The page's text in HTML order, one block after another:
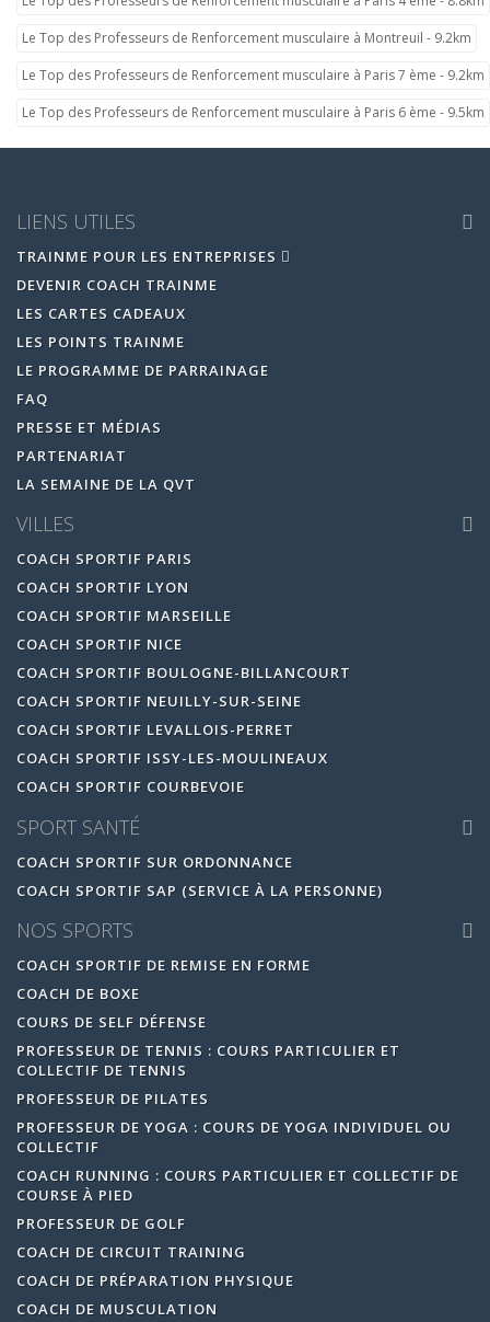
Le Top des Professeurs de Renforcement musculaire à Montreuil - 9.2km
Le Top des Professeurs de Renforcement musculaire à Paris 7 ème - 9.2km
Le Top des Professeurs de Renforcement musculaire à Paris 6 ème - 9.5km
LIENS UTILES
TRAINME POUR LES ENTREPRISES
DEVENIR COACH TRAINME
LES CARTES CADEAUX
LES POINTS TRAINME
LE PROGRAMME DE PARRAINAGE
FAQ
PRESSE ET MÉDIAS
PARTENARIAT
LA SEMAINE DE LA QVT
VILLES
COACH SPORTIF PARIS
COACH SPORTIF LYON
COACH SPORTIF MARSEILLE
COACH SPORTIF NICE
COACH SPORTIF BOULOGNE-BILLANCOURT
COACH SPORTIF NEUILLY-SUR-SEINE
COACH SPORTIF LEVALLOIS-PERRET
COACH SPORTIF ISSY-LES-MOULINEAUX
COACH SPORTIF COURBEVOIE
SPORT SANTÉ
COACH SPORTIF SUR ORDONNANCE
COACH SPORTIF SAP (SERVICE À LA PERSONNE)
NOS SPORTS
COACH SPORTIF DE REMISE EN FORME
COACH DE BOXE
COURS DE SELF DÉFENSE
PROFESSEUR DE TENNIS : COURS PARTICULIER ET
COLLECTIF DE TENNIS
PROFESSEUR DE PILATES
PROFESSEUR DE YOGA : COURS DE YOGA INDIVIDUEL OU
COLLECTIF
COACH RUNNING : COURS PARTICULIER ET COLLECTIF DE
COURSE À PIED
PROFESSEUR DE GOLF
COACH DE CIRCUIT TRAINING
COACH DE PRÉPARATION PHYSIQUE
COACH DE MUSCULATION